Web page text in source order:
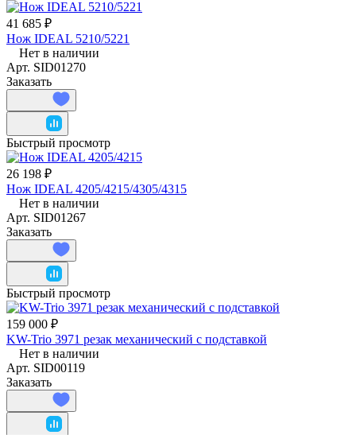
41 685 ₽
Нож IDEAL 5210/5221
Нет в наличии
Арт. SID01270
Заказать
Быстрый просмотр
26 198 ₽
Нож IDEAL 4205/4215/4305/4315
Нет в наличии
Арт. SID01267
Заказать
Быстрый просмотр
159 000 ₽
KW-Trio 3971 резак механический с подставкой
Нет в наличии
Арт. SID00119
Заказать